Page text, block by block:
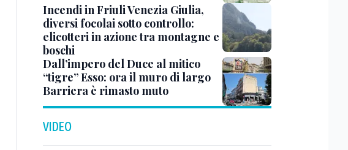
Incendi in Friuli Venezia Giulia,
diversi focolai sotto controllo:
elicotteri in azione tra montagne e
boschi
Dall’impero del Duce al mitico
“tigre” Esso: ora il muro di largo
Barriera è rimasto muto
VIDEO